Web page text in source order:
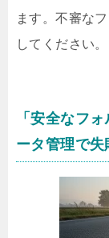
ます。不審な
してください。
「安全なフ
ータ管理で